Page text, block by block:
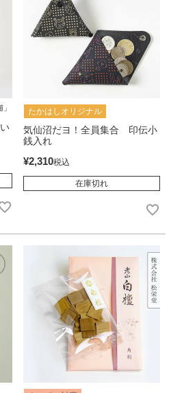
たかはしオリジナル
気仙沼だヨ！全員集合 印伝小
銭入れ
¥2,310税込
在庫切れ